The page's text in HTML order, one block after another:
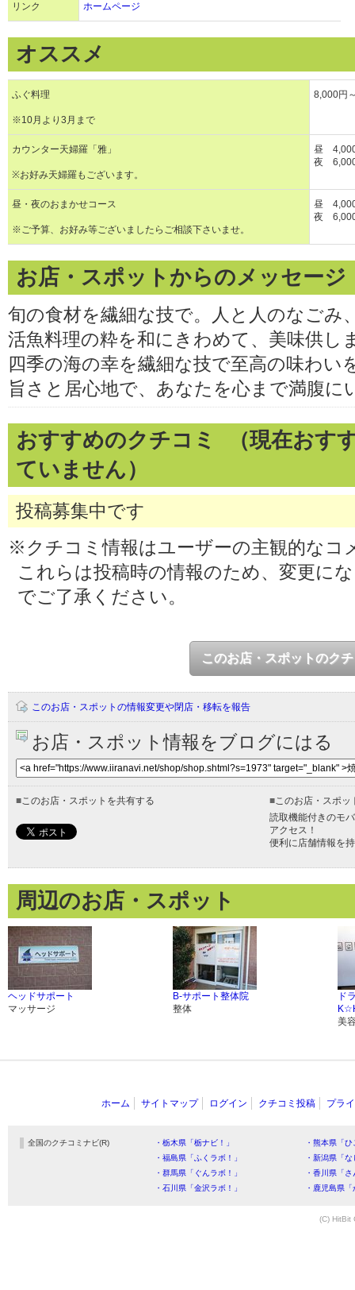
リンク ホームページ
オススメ
ふぐ料理
※10月より3月まで
8,000円
カウンター天婦羅「雅」
※お好み天婦羅もございます。
昼
夜
昼・夜のおまかせコース
※ご予算、お好み等ございましたらご相談下さいませ。
昼
夜
お店・スポットからのメッセージ
旬の食材を繊細な技で。人と人のなごみ
活魚料理の粋を和にきわめて、美味供し
四季の海の幸を繊細な技で至高の味わい
旨さと居心地で、あなたを心まで満腹に
おすすめのクチコミ （現在おす
ていません）
投稿募集中です
※クチコミ情報はユーザーの主観的なコ
これらは投稿時の情報のため、変更に
でご了承ください。
このお店・スポットのク
このお店・スポットの情報変更や閉店・移転を報告
お店・スポット情報をブログにはる
■このお店・スポットを共有する ■このお店・スポッ
読取機能付きのモ
アクセス！
便利に店舗情報を
周辺のお店・スポット
ヘッドサポート
マッサージ
B-サポート整体院
整体
ド
美
ホーム サイトマップ ログイン クチコミ投稿 プラ
全国のクチコミナビ(R) ・栃木県「栃ナビ！」
・熊本県「
・福島県「ふくラボ！」
・新潟県「
・群馬県「ぐんラボ！」
・香川県「
・石川県「金沢ラボ！」
・鹿児島県
(C) HitBit